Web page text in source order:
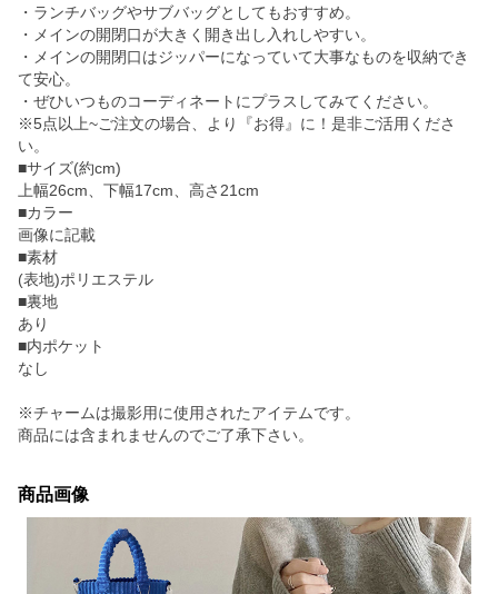
・ランチバッグやサブバッグとしてもおすすめ。
・メインの開閉口が大きく開き出し入れしやすい。
・メインの開閉口はジッパーになっていて大事なものを収納でき
て安心。
・ぜひいつものコーディネートにプラスしてみてください。
※5点以上~ご注文の場合、より『お得』に！是非ご活用くださ
い。
■サイズ(約cm)
上幅26cm、下幅17cm、高さ21cm
■カラー
画像に記載
■素材
(表地)ポリエステル
■裏地
あり
■内ポケット
なし
※チャームは撮影用に使用されたアイテムです。
商品には含まれませんのでご了承下さい。
商品画像